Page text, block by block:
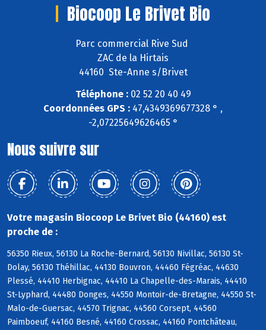
Biocoop Le Brivet Bio
Parc commercial Rive Sud
ZAC de la Hirtais
44160 Ste-Anne s/Brivet
Téléphone :02 52 20 40 49
Coordonnées GPS : 47,4349369677328 ° ,
-2,07225649626465 °
Nous suivre sur
Votre magasin Biocoop Le Brivet Bio (44160) est
proche de :
56350 Rieux, 56130 La Roche-Bernard, 56130 Nivillac, 56130 St-
Dolay, 56130 Théhillac, 44130 Bouvron, 44460 Fégréac, 44630
Plessé, 44410 Herbignac, 44410 La Chapelle-des-Marais, 44410
St-Lyphard, 44480 Donges, 44550 Montoir-de-Bretagne, 44550 St-
Malo-de-Guersac, 44570 Trignac, 44560 Corsept, 44560
Paimboeuf, 44160 Besné, 44160 Crossac, 44160 Pontchâteau,